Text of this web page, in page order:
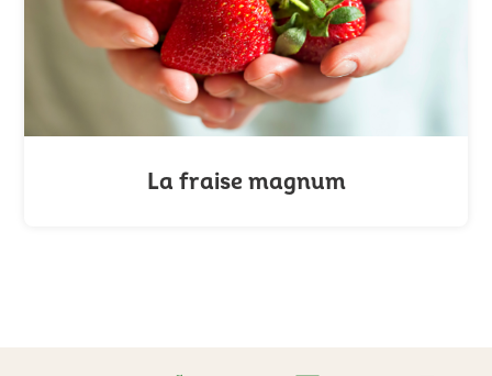
La fraise magnum